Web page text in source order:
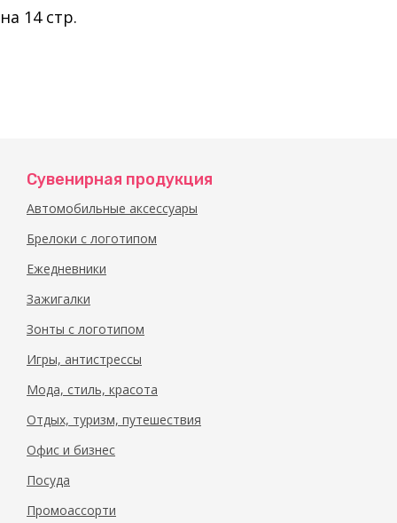
на 14 стр.
Сувенирная продукция
Автомобильные аксессуары
Брелоки с логотипом
Ежедневники
Зажигалки
Зонты с логотипом
Игры, антистрессы
Мода, стиль, красота
Отдых, туризм, путешествия
Офис и бизнес
Посуда
Промоассорти